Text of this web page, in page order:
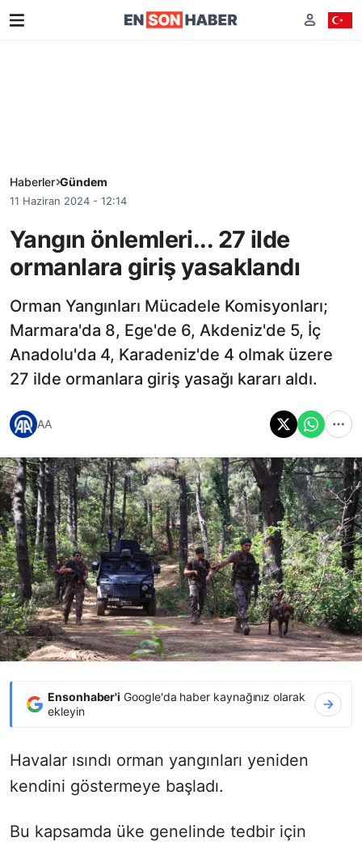
Haberler Gündem
11 Haziran 2024 - 12:14
Yangın önlemleri... 27 ilde
ormanlara giriş yasaklandı
Orman Yangınları Mücadele Komisyonları;
Marmara'da 8, Ege'de 6, Akdeniz'de 5, İç
Anadolu'da 4, Karadeniz'de 4 olmak üzere
27 ilde ormanlara giriş yasağı kararı aldı.
AA
Ensonhaber'i Google'da haber kaynağınız olarak
ekleyin
Havalar ısındı orman yangınları yeniden
kendini göstermeye başladı.
Bu kapsamda üke genelinde tedbir için